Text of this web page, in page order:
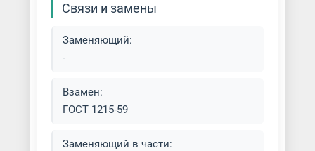
Связи и замены
Заменяющий:
-
Взамен:
ГОСТ 1215-59
Заменяющий в части: